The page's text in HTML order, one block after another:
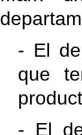
- El
que
- El